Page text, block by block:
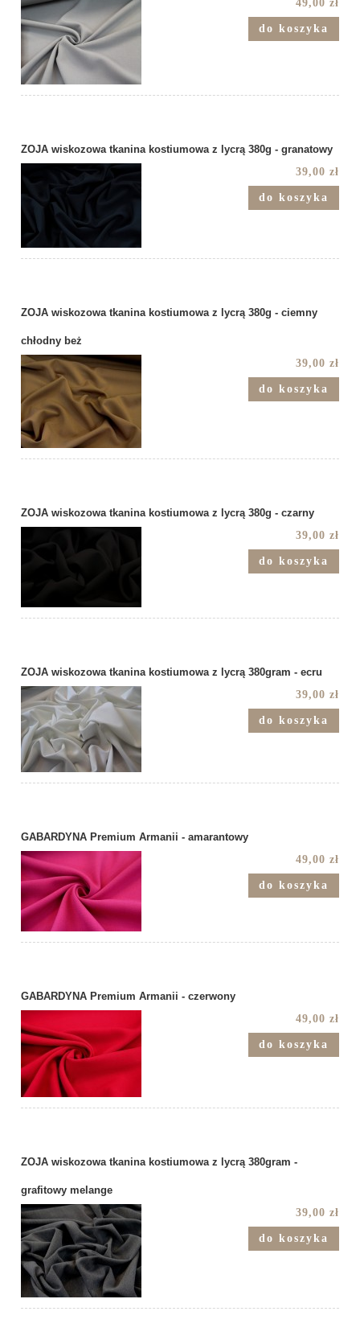
49,00 zł
do koszyka
ZOJA wiskozowa tkanina kostiumowa z lycrą 380g - granatowy
39,00 zł
do koszyka
ZOJA wiskozowa tkanina kostiumowa z lycrą 380g - ciemny
chłodny beż
39,00 zł
do koszyka
ZOJA wiskozowa tkanina kostiumowa z lycrą 380g - czarny
39,00 zł
do koszyka
ZOJA wiskozowa tkanina kostiumowa z lycrą 380gram - ecru
39,00 zł
do koszyka
GABARDYNA Premium Armanii - amarantowy
49,00 zł
do koszyka
GABARDYNA Premium Armanii - czerwony
49,00 zł
do koszyka
ZOJA wiskozowa tkanina kostiumowa z lycrą 380gram -
grafitowy melange
39,00 zł
do koszyka